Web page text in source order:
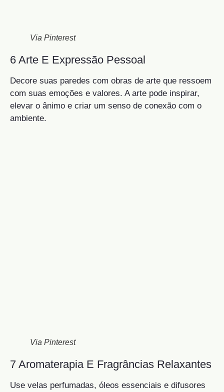
Via Pinterest
6 Arte E Expressão Pessoal
Decore suas paredes com obras de arte que ressoem
com suas emoções e valores. A arte pode inspirar,
elevar o ânimo e criar um senso de conexão com o
ambiente.
Via Pinterest
7 Aromaterapia E Fragrâncias Relaxantes
Use velas perfumadas, óleos essenciais e difusores